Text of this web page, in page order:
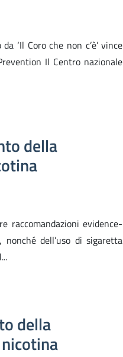
‘Il Coro che non c’è’ vince
Il Centro nazionale
della
raccomandazioni evidence-
dell’uso di sigaretta
della